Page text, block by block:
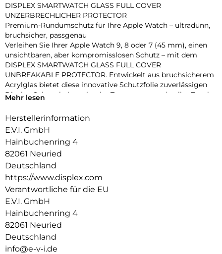
DISPLEX SMARTWATCH GLASS FULL COVER
UNZERBRECHLICHER PROTECTOR
Premium-Rundumschutz für Ihre Apple Watch – ultradünn,
bruchsicher, passgenau
Verleihen Sie Ihrer Apple Watch 9, 8 oder 7 (45 mm), einen
unsichtbaren, aber kompromisslosen Schutz – mit dem
DISPLEX SMARTWATCH GLASS FULL COVER
UNBREAKABLE PROTECTOR. Entwickelt aus bruchsicherem
Acrylglas bietet diese innovative Schutzfolie zuverlässigen
Display-Schutz bei maximaler Transparenz und voller Touch-
Dank des vollflächig haftenden Edge-to-Edge-Designs mit
ab – perfekt für sportliche Einsätze, den Alltag oder den
stilbewussten Nutzer. Eine High-Tech-Anti-Fingerprint-
Beschichtung schützt vor störenden Flecken und sorgt für
dauerhaft brillante Optik.
Die beiliegende Eco-Montagehilfe aus recyceltem PET (rPET)
macht die Anbringung zum Kinderspiel: einfach, sicher,
blasenfrei – ohne Werkzeug oder Klebstoffreste.
Produktvorteile im Überblick:
Unzerbrechliches, stoßdämpfendes Acrylglas
3D Edge-to-Edge Kontur für nahtlose Abdeckung
Ultradünn – volle Touch-, Wisch- und Buttonfunktion
Mehr lesen
Herstellerinformation
E.V.I. GmbH
Hainbuchenring 4
82061 Neuried
Deutschland
https://www.displex.com
Verantwortliche für die EU
E.V.I. GmbH
Hainbuchenring 4
82061 Neuried
Deutschland
info@e-v-i.de